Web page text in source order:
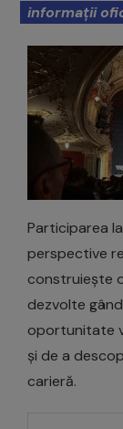
informații
Participarea
perspective
construiește
dezvolte
oportunitate
și de a
carieră.